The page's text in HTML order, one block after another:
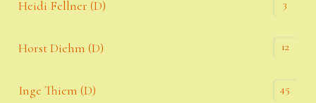
Heidi Fellner (D) 3
Horst Diehm (D) 12
Inge Thiem (D) 45